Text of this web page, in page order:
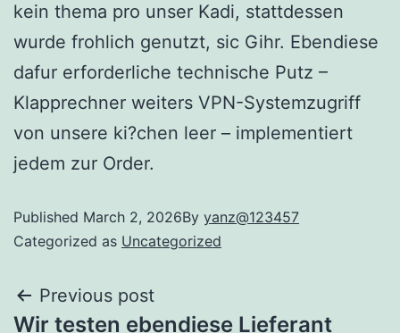
kein thema pro unser Kadi, stattdessen
wurde frohlich genutzt, sic Gihr. Ebendiese
dafur erforderliche technische Putz –
Klapprechner weiters VPN-Systemzugriff
von unsere ki?chen leer – implementiert
jedem zur Order.
Published March 2, 2026By yanz@123457
Categorized as Uncategorized
Previous post
Wir testen ebendiese Lieferant